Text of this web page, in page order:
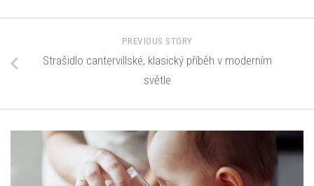
PREVIOUS STORY
Strašidlo cantervillské, klasický příběh v moderním
světle